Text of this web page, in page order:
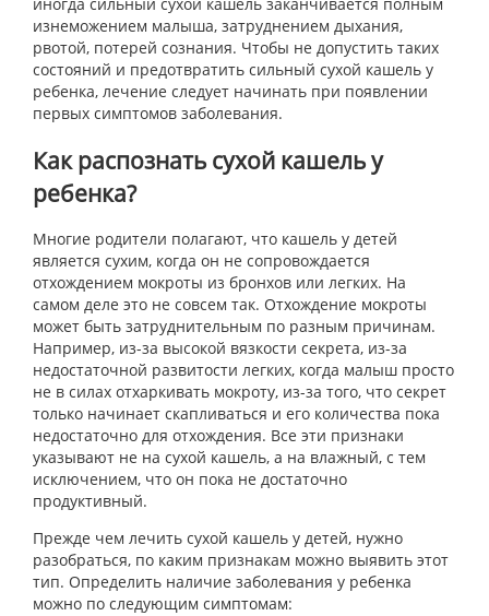
изнеможением малыша, затруднением дыхания,
рвотой, потерей сознания. Чтобы не допустить таких
состояний и предотвратить сильный сухой кашель у
ребенка, лечение следует начинать при появлении
первых симптомов заболевания.
Как распознать сухой кашель у
ребенка?
Многие родители полагают, что кашель у детей
является сухим, когда он не сопровождается
отхождением мокроты из бронхов или легких. На
самом деле это не совсем так. Отхождение мокроты
может быть затруднительным по разным причинам.
Например, из-за высокой вязкости секрета, из-за
недостаточной развитости легких, когда малыш просто
не в силах отхаркивать мокроту, из-за того, что секрет
только начинает скапливаться и его количества пока
недостаточно для отхождения. Все эти признаки
указывают не на сухой кашель, а на влажный, с тем
исключением, что он пока не достаточно
продуктивный.
Прежде чем лечить сухой кашель у детей, нужно
разобраться, по каким признакам можно выявить этот
тип. Определить наличие заболевания у ребенка
можно по следующим симптомам: